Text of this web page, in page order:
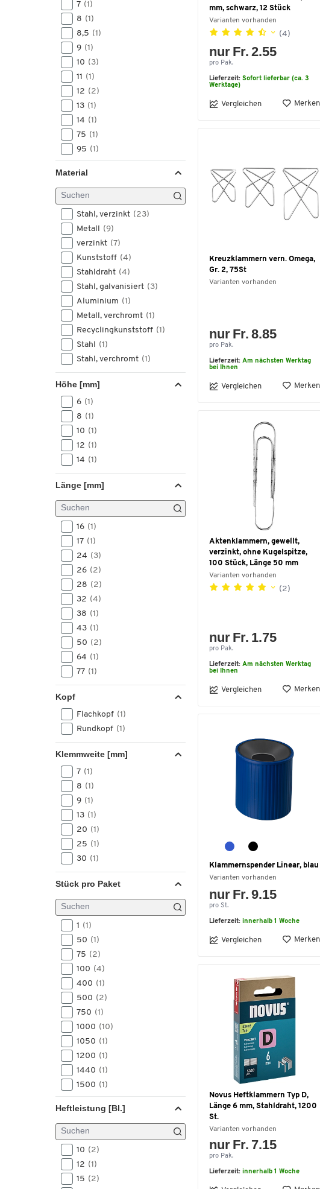
7 (1)
8 (1)
8,5 (1)
9 (1)
10 (3)
11 (1)
12 (2)
13 (1)
14 (1)
75 (1)
95 (1)
120(1)
125
Material
Stahl, verzinkt (23)
Metall (9)
verzinkt (7)
Kunststoff (4)
Stahldraht (4)
Stahl, galvanisiert (3)
Aluminium (1)
Metall, verchromt (1)
Recyclingkunststoff (1)
Stahl (1)
Stahl, verchromt (1)
Höhe [mm]
6 (1)
8 (1)
10 (1)
12 (1)
14 (1)
Länge [mm]
16 (1)
17 (1)
24 (3)
26 (2)
28 (2)
32 (4)
38 (1)
43 (1)
50 (2)
64 (1)
77 (1)
Kopf
Flachkopf (1)
Rundkopf (1)
Klemmweite [mm]
7 (1)
8 (1)
9 (1)
13 (1)
20 (1)
25 (1)
30 (1)
Stück pro Paket
1 (1)
50 (1)
75 (2)
100 (4)
400 (1)
500 (2)
750 (1)
1000 (10)
1050 (1)
1200 (1)
1440 (1)
1500 (1)
2000(3)
2160(1)
2280
2500(3)
Heftleistung [Bl.]
10 (2)
12 (1)
15 (2)
mm, schwarz, 12 Stück
Varianten vorhanden
(4)
nur Fr. 2.55
pro Pak.
Lieferzeit: Sofort lieferbar (ca. 3
Werktage)
Vergleichen Merken
Kreuzklammern vern. Omega,
Gr. 2, 75St
Varianten vorhanden
nur Fr. 8.85
pro Pak.
Lieferzeit: Am nächsten Werktag
bei Ihnen
Vergleichen Merken
Aktenklammern, gewellt,
verzinkt, ohne Kugelspitze,
100 Stück, Länge 50 mm
Varianten vorhanden
(2)
nur Fr. 1.75
pro Pak.
Lieferzeit: Am nächsten Werktag
bei Ihnen
Vergleichen Merken
Klammernspender Linear, blau
Varianten vorhanden
nur Fr. 9.15
pro St.
Lieferzeit: innerhalb 1 Woche
Vergleichen Merken
Novus Heftklammern Typ D,
Länge 6 mm, Stahldraht, 1200
St.
Varianten vorhanden
nur Fr. 7.15
pro Pak.
Lieferzeit: innerhalb 1 Woche